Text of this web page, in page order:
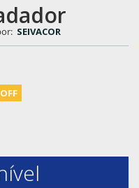
SEIVACOR